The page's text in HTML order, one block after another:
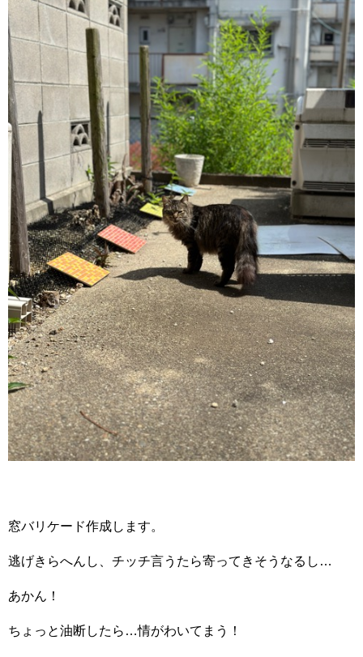
窓バリケード作成します。
逃げきらへんし、チッチ言うたら寄ってきそうなるし…
あかん！
ちょっと油断したら…情がわいてまう！